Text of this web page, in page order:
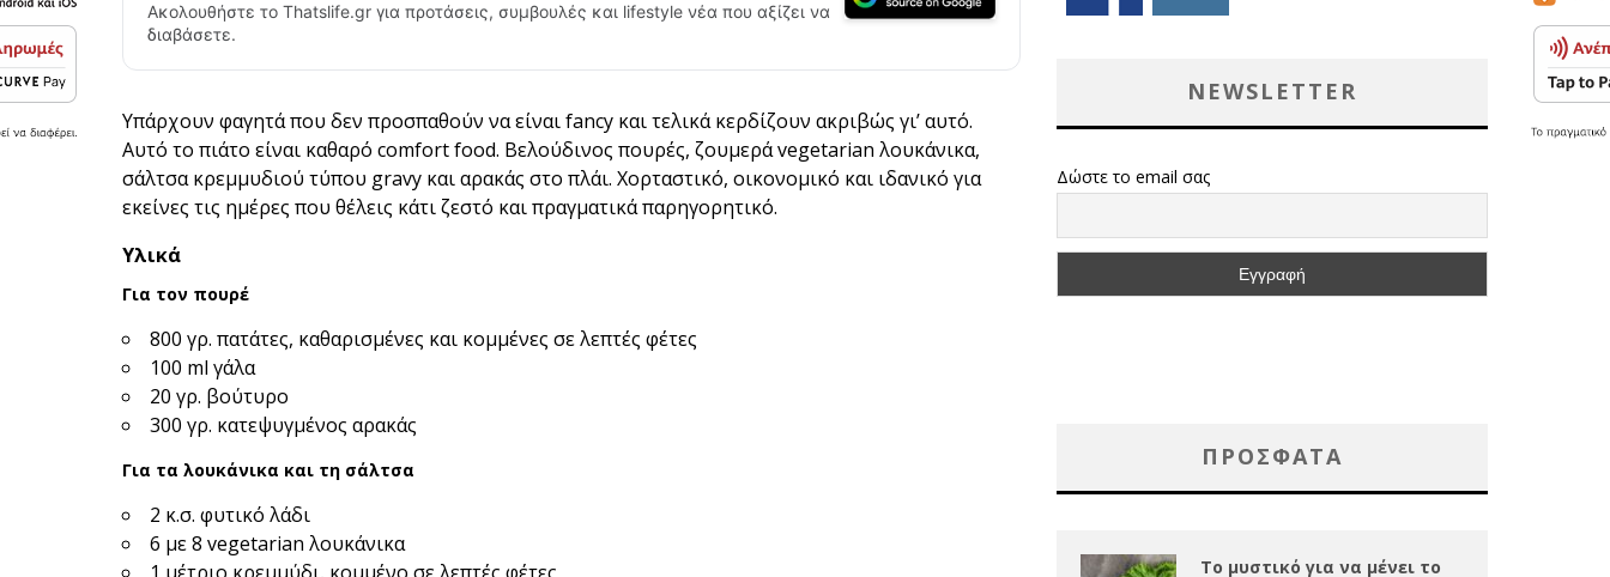
Ακολουθήστε το Thatslife.gr για προτάσεις, συμβουλές και lifestyle νέα που αξίζει να
διαβάσετε.
Υπάρχουν φαγητά που δεν προσπαθούν να είναι fancy και τελικά κερδίζουν ακριβώς γι’ αυτό.
Αυτό το πιάτο είναι καθαρό comfort food. Βελούδινος πουρές, ζουμερά vegetarian λουκάνικα,
σάλτσα κρεμμυδιού τύπου gravy και αρακάς στο πλάι. Χορταστικό, οικονομικό και ιδανικό για
εκείνες τις ημέρες που θέλεις κάτι ζεστό και πραγματικά παρηγορητικό.
Υλικά
Για τον πουρέ
800 γρ. πατάτες, καθαρισμένες και κομμένες σε λεπτές φέτες
100 ml γάλα
20 γρ. βούτυρο
300 γρ. κατεψυγμένος αρακάς
Για τα λουκάνικα και τη σάλτσα
2 κ.σ. φυτικό λάδι
6 με 8 vegetarian λουκάνικα
NEWSLETTER
Δώστε το email σας
ΠΡΌΣΦΑΤΑ
Το μυστικό για να μένει το